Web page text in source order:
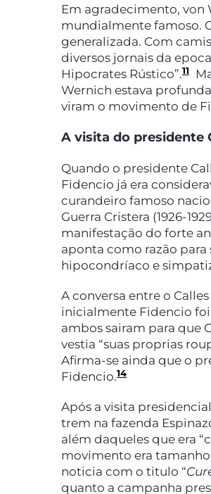
Em agradecimento, von
mundialmente famoso.
generalizada. Com
diversos jornais da
Hipocrates Rústico”.11
Wernich estava
viram o movimento de
A visita do presidente
Quando o presidente
Fidencio já era
curandeiro famoso
Guerra Cristera (1926-
manifestação do forte
aponta como razão
hipocondríaco e
A conversa entre o
inicialmente Fidencio
ambos sairam para que
vestia “suas proprias
Afirma-se ainda que o
Fidencio.14
Após a visita
trem na fazenda
além daqueles que era
movimento era
noticia com o titulo “
quanto a campanha